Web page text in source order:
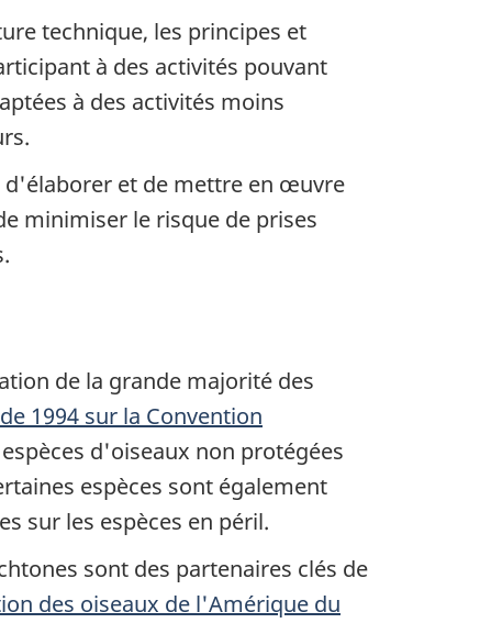
technique, les principes et
à des activités pouvant
à des activités moins
d'élaborer et de mettre en œuvre
minimiser le risque de prises
de la grande majorité des
1994 sur la Convention
d'oiseaux non protégées
espèces sont également
sur les espèces en péril.
sont des partenaires clés de
des oiseaux de l'Amérique du